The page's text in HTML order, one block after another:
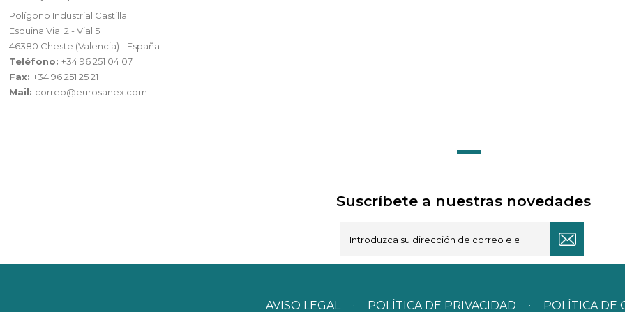
Polígono Industrial Castilla
Esquina Vial 2 - Vial 5
46380 Cheste (Valencia) - España
Teléfono:+34 96 251 04 07
Fax:+34 96 251 25 21
Mail: correo@eurosanex.com
Suscríbete a nuestras novedades
AVISO LEGAL · POLÍTICA DE PRIVACIDAD · POLÍTICA DE